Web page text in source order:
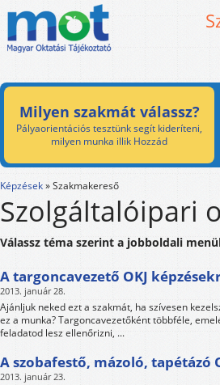
Milyen szakmát válassz?
Pályaorientációs tesztünk segít kideríteni,
milyen munka illik Hozzád
Képzések»Szakmakereső
Szolgáltalóipari
Válassz téma szerint a jobboldali
A targoncavezető OKJ
2013. január 28.
Ajánljuk neked ezt a szakmát, ha szívesen
ez a munka? Targoncavezetőként többféle,
feladatod lesz ellenőrizni, ...
A szobafestő, mázoló, tapétázó
2013. január 23.